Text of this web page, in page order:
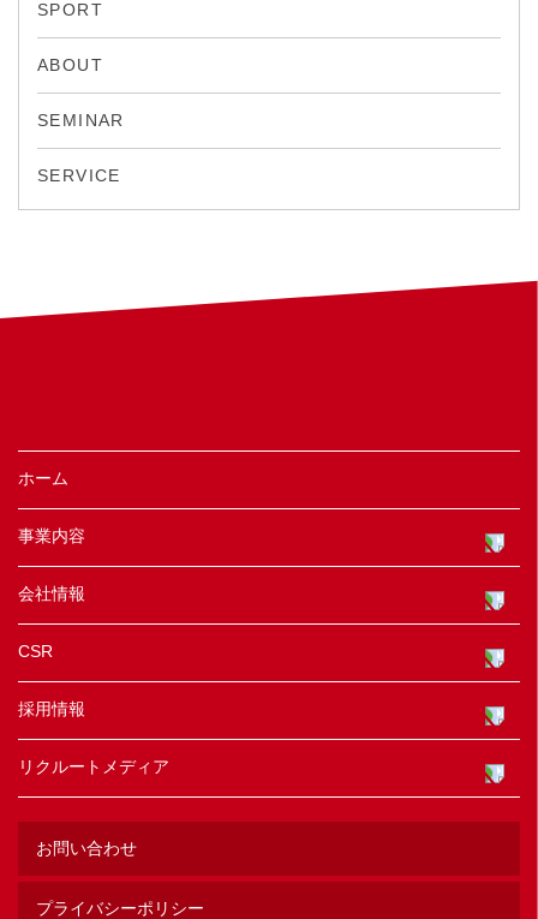
SPORT
ABOUT
SEMINAR
SERVICE
ホーム
事業内容
会社情報
CSR
採用情報
リクルートメディア
お問い合わせ
プライバシーポリシー